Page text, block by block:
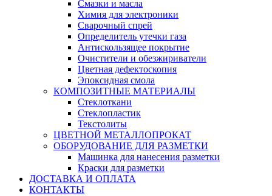
Смазки и масла
Химия для электроники
Сварочный спрей
Определитель утечки газа
Антискользящее покрытие
Очистители и обезжириватели
Цветная дефектоскопия
Эпоксидная смола
КОМПОЗИТНЫЕ МАТЕРИАЛЫ
Стеклоткани
Стеклопластик
Текстолиты
ЦВЕТНОЙ МЕТАЛЛОПРОКАТ
ОБОРУДОВАНИЕ ДЛЯ РАЗМЕТКИ
Машинка для нанесения разметки
Краски для разметки
ДОСТАВКА И ОПЛАТА
КОНТАКТЫ